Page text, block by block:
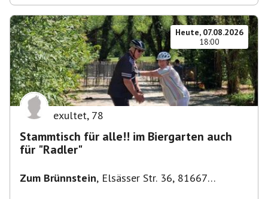
Heute, 07.08.2026
18:00
exultet, 78
Stammtisch für alle!! im Biergarten auch
für "Radler"
Zum Brünnstein, Elsässer Str. 36, 81667